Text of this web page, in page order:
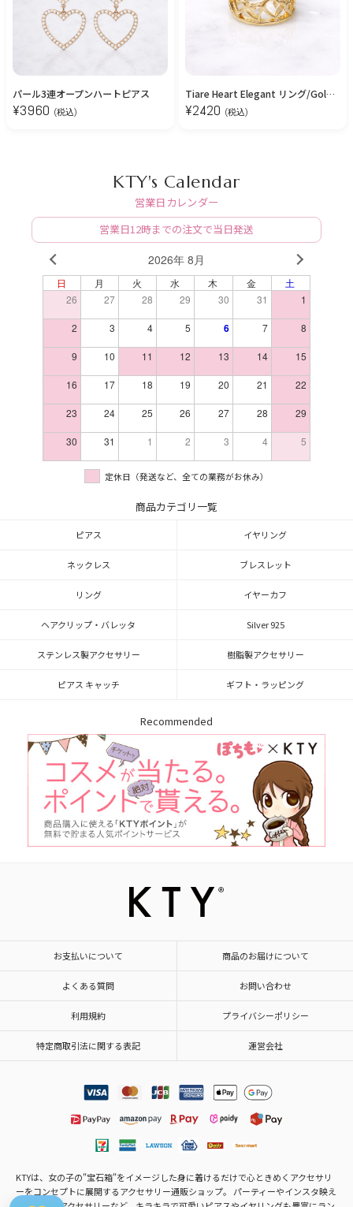
パール3連オープンハートピアス
¥3960 (税込)
Tiare Heart Elegant リング/Gold【12号】
¥2420 (税込)
KTY's Calendar
営業日カレンダー
営業日12時までの注文で当日発送
2026年 8月 NEXT
日 月 火 水 木 金
土
26
27 28 29 30 31 1
2 3 4 5 6 7 8
9 10 11 12 13 14 15
16 17 18 19 20 21 22
23 24 25 26 27 28 29
30 31 1 2 3 4 5
定休日（発送など、全ての業務がお休み）
商品カテゴリ一覧
ピアス イヤリング
ネックレス ブレスレット
リング イヤーカフ
ヘアクリップ・バレッタ Silver 925
ステンレス製アクセサリー 樹脂製アクセサリー
ピアス キャッチ ギフト・ラッピング
Recommended
お支払いについて 商品のお届けについて
よくある質問 お問い合わせ
利用規約 プライバシーポリシー
特定商取引法に関する表記 運営会社
KTYは、女の子の"宝石箱"をイメージした身に着けるだけで心ときめくアクセサリ
ーをコンセプトに展開するアクセサリー通販ショップ。 パーティーやインスタ映え